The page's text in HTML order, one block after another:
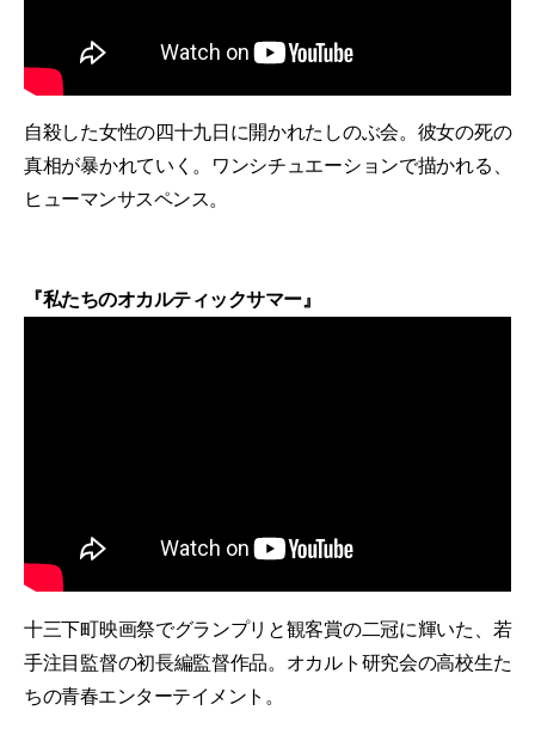
自殺した女性の四十九日に開かれたしのぶ会。彼女の死の
真相が暴かれていく。ワンシチュエーションで描かれる、
ヒューマンサスペンス。
『私たちのオカルティックサマー』
十三下町映画祭でグランプリと観客賞の二冠に輝いた、若
手注目監督の初長編監督作品。オカルト研究会の高校生た
ちの青春エンターテイメント。